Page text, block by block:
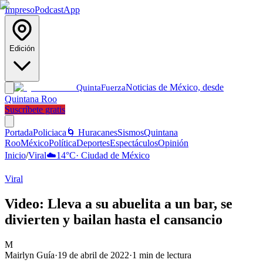
ImpresoPodcastApp
Edición
QuintaFuerzaNoticias de México, desde
Quintana Roo
Suscríbete gratis
PortadaPoliciaca 🌀 HuracanesSismosQuintana
RooMéxicoPolíticaDeportesEspectáculosOpinión
Inicio/Viral☁️14°C· Ciudad de México
Viral
Video: Lleva a su abuelita a un bar, se
divierten y bailan hasta el cansancio
M
Mairlyn Guía·19 de abril de 2022·1 min de lectura